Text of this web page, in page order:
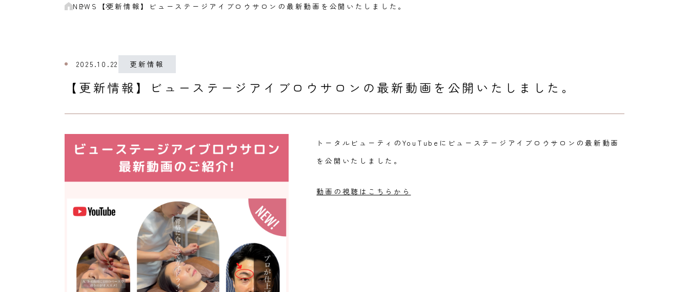
NEWS 【更新情報】ビューステージアイブロウサロンの最新動画を公開いたしました。
2025.10.22 更新情報
【更新情報】ビューステージアイブロウサロンの最新動画を公開いたしました。
トータルビューティのYouTubeにビューステージアイブロウサロンの最新動画
を公開いたしました。
動画の視聴はこちらから